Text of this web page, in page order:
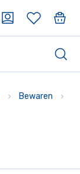
Bewaren